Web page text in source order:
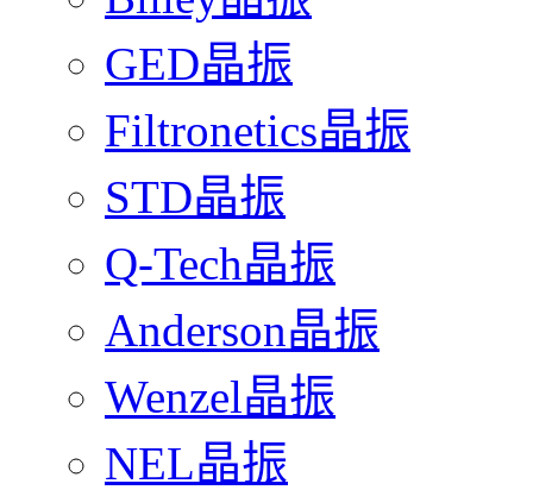
GED晶振
Filtronetics晶振
STD晶振
Q-Tech晶振
Anderson晶振
Wenzel晶振
NEL晶振